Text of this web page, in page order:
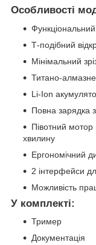
Особливості
Т-подібний
Мінімальний
Титано-
Li-Ion
Повна зарядка
Півотний мотор
хвилину
Ергономічний
2 інтерфейси
Можливість
У комплекті:
Тример
Документація